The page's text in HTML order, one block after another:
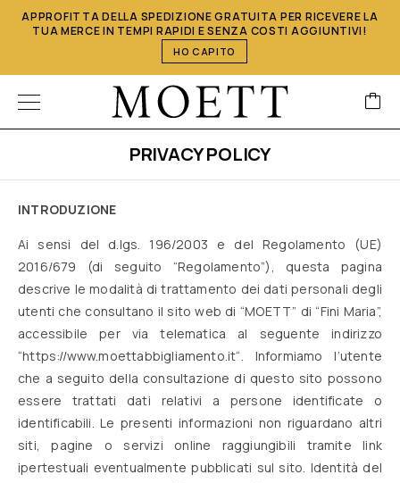
APPROFITTA DELLA SPEDIZIONE GRATUITA PER RICEVERE LA
TUA MERCE IN TEMPI RAPIDI E SENZA COSTI AGGIUNTIVI!
HO CAPITO
PRIVACY POLICY
INTRODUZIONE
Ai sensi del d.lgs. 196/2003 e del Regolamento (UE)
2016/679 (di seguito “Regolamento”), questa pagina
descrive le modalità di trattamento dei dati personali degli
utenti che consultano il sito web di “MOETT” di “Fini Maria”,
accessibile per via telematica al seguente indirizzo
“https://www.moettabbigliamento.it“. Informiamo l’utente
che a seguito della consultazione di questo sito possono
essere trattati dati relativi a persone identificate o
identificabili. Le presenti informazioni non riguardano altri
siti, pagine o servizi online raggiungibili tramite link
ipertestuali eventualmente pubblicati sul sito. Identità del